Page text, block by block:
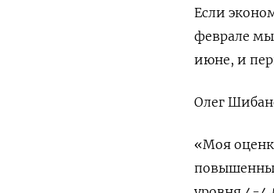
Если
феврале
июне, и
Олег
«Моя